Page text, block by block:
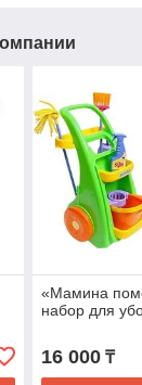
«Мамина
набор для
16 000₸